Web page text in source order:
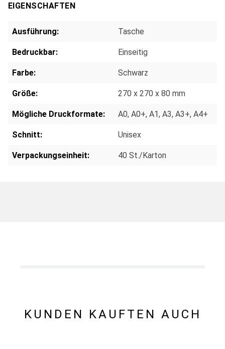
EIGENSCHAFTEN
Ausführung: Tasche
Bedruckbar: Einseitig
Farbe: Schwarz
Größe: 270 x 270 x 80 mm
Mögliche Druckformate: A0, A0+, A1, A3, A3+, A4+
Schnitt: Unisex
Verpackungseinheit: 40 St./Karton
KUNDEN KAUFTEN AUCH